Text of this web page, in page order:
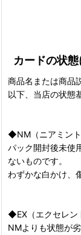
カードの状
商品名または商品
以下、当店の状態
◆NM（ニアミント
パック開封後未使
ないものです。
わずかな白かけ、
◆EX（エクセレン
NMよりも状態が